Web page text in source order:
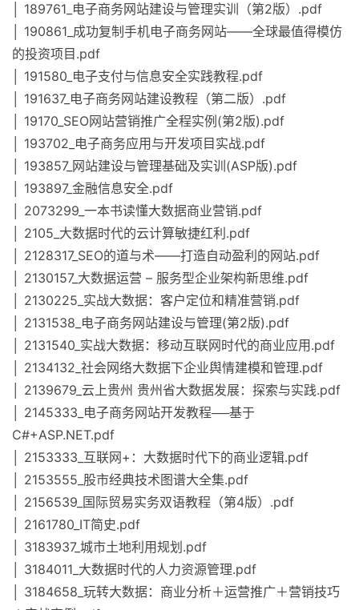
│ 189761_电子商务网站建设与管理实训（第2版）.pdf
│ 190861_成功复制手机电子商务网站——全球最值得模仿
的投资项目.pdf
│ 191580_电子支付与信息安全实践教程.pdf
│ 191637_电子商务网站建设教程（第二版）.pdf
│ 19170_SEO网站营销推广全程实例(第2版).pdf
│ 193702_电子商务应用与开发项目实战.pdf
│ 193857_网站建设与管理基础及实训(ASP版).pdf
│ 193897_金融信息安全.pdf
│ 2073299_一本书读懂大数据商业营销.pdf
│ 2105_大数据时代的云计算敏捷红利.pdf
│ 2128317_SEO的道与术——打造自动盈利的网站.pdf
│ 2130157_大数据运营 – 服务型企业架构新思维.pdf
│ 2130225_实战大数据：客户定位和精准营销.pdf
│ 2131538_电子商务网站建设与管理(第2版).pdf
│ 2131540_实战大数据：移动互联网时代的商业应用.pdf
│ 2134132_社会网络大数据下企业舆情建模和管理.pdf
│ 2139679_云上贵州 贵州省大数据发展：探索与实践.pdf
│ 2145333_电子商务网站开发教程──基于
C#+ASP.NET.pdf
│ 2153333_互联网+：大数据时代下的商业逻辑.pdf
│ 2153555_股市经典技术图谱大全集.pdf
│ 2156539_国际贸易实务双语教程（第4版）.pdf
│ 2161780_IT简史.pdf
│ 3183937_城市土地利用规划.pdf
│ 3184011_大数据时代的人力资源管理.pdf
│ 3184658_玩转大数据：商业分析＋运营推广＋营销技巧